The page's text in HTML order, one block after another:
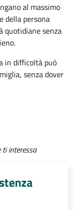
al massimo
della persona
quotidiane senza
in difficoltà può
senza dover
ti interessa